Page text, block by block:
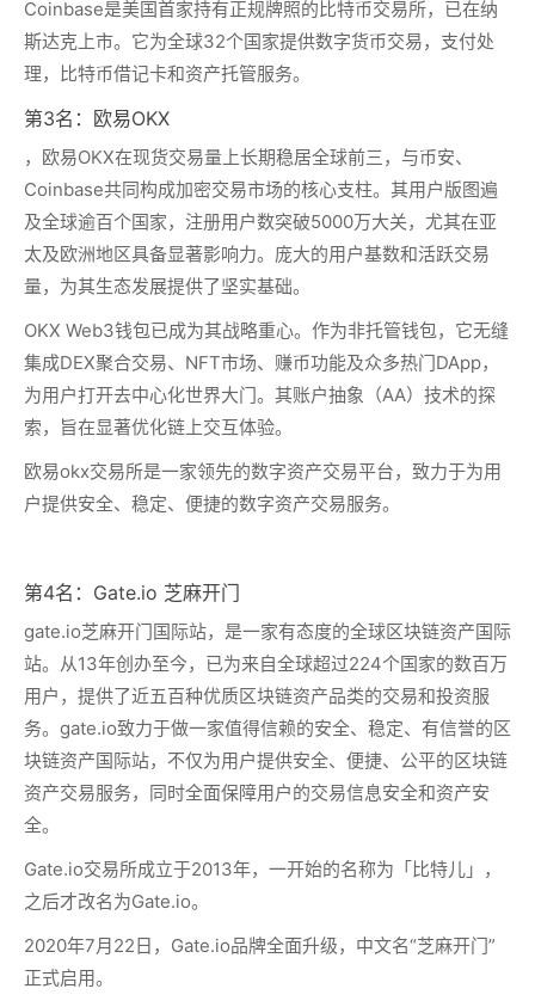
Coinbase是美国首家持有正规牌照的比特币交易所，已在纳
斯达克上市。它为全球32个国家提供数字货币交易，支付处
理，比特币借记卡和资产托管服务。
第3名：欧易OKX
，欧易OKX在现货交易量上长期稳居全球前三，与币安、
Coinbase共同构成加密交易市场的核心支柱。其用户版图遍
及全球逾百个国家，注册用户数突破5000万大关，尤其在亚
太及欧洲地区具备显著影响力。庞大的用户基数和活跃交易
量，为其生态发展提供了坚实基础。
OKX Web3钱包已成为其战略重心。作为非托管钱包，它无缝
集成DEX聚合交易、NFT市场、赚币功能及众多热门DApp，
为用户打开去中心化世界大门。其账户抽象（AA）技术的探
索，旨在显著优化链上交互体验。
欧易okx交易所是一家领先的数字资产交易平台，致力于为用
户提供安全、稳定、便捷的数字资产交易服务。
第4名：Gate.io 芝麻开门
gate.io芝麻开门国际站，是一家有态度的全球区块链资产国际
站。从13年创办至今，已为来自全球超过224个国家的数百万
用户，提供了近五百种优质区块链资产品类的交易和投资服
务。gate.io致力于做一家值得信赖的安全、稳定、有信誉的区
块链资产国际站，不仅为用户提供安全、便捷、公平的区块链
资产交易服务，同时全面保障用户的交易信息安全和资产安
全。
Gate.io交易所成立于2013年，一开始的名称为「比特儿」，
之后才改名为Gate.io。
2020年7月22日，Gate.io品牌全面升级，中文名“芝麻开门”
正式启用。